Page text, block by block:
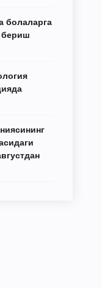
болаларга
бериш